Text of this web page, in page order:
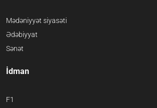
Mədəniyyət siyasəti
Ədəbiyyat
Sənət
İdman
F1